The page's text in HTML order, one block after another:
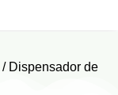
/ Dispensador de